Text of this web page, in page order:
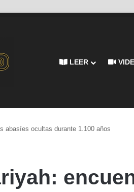
LEER
abasíes ocultas durante 1.100 años